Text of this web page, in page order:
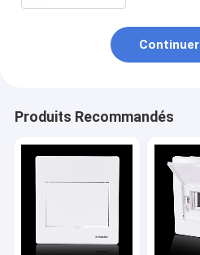
Continuer
Produits Recommandés